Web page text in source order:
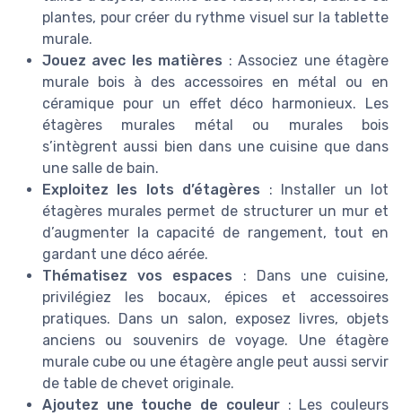
plantes, pour créer du rythme visuel sur la tablette
murale.
Jouez avec les matières : Associez une étagère
murale bois à des accessoires en métal ou en
céramique pour un effet déco harmonieux. Les
étagères murales métal ou murales bois
s’intègrent aussi bien dans une cuisine que dans
une salle de bain.
Exploitez les lots d’étagères : Installer un lot
étagères murales permet de structurer un mur et
d’augmenter la capacité de rangement, tout en
gardant une déco aérée.
Thématisez vos espaces : Dans une cuisine,
privilégiez les bocaux, épices et accessoires
pratiques. Dans un salon, exposez livres, objets
anciens ou souvenirs de voyage. Une étagère
murale cube ou une étagère angle peut aussi servir
de table de chevet originale.
Ajoutez une touche de couleur: Les couleurs